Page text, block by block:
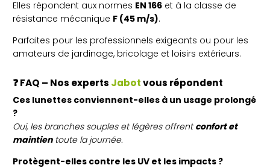
Elles répondent aux normes EN 166 et à la classe de
résistance mécanique F (45 m/s).
Parfaites pour les professionnels exigeants ou pour les
amateurs de jardinage, bricolage et loisirs extérieurs.
❓ FAQ – Nos experts Jabotvous répondent
Ces lunettes conviennent-elles à un usage prolongé
?
Oui, les branches souples et légères offrentconfort et
maintientoute la journée.
Protègent-elles contre les UV et les impacts ?